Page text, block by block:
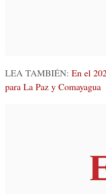
LEA TAMBIÉN: En el
para La Paz y Comayagua